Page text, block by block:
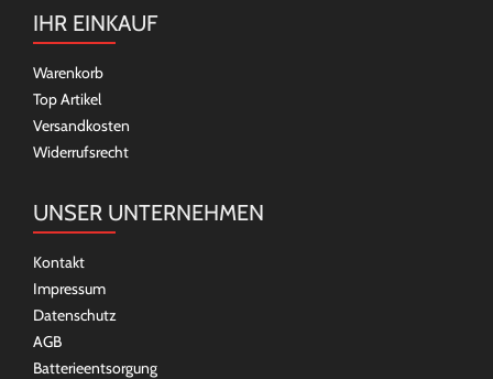
IHR EINKAUF
Warenkorb
Top Artikel
Versandkosten
Widerrufsrecht
UNSER UNTERNEHMEN
Kontakt
Impressum
Datenschutz
AGB
Batterieentsorgung